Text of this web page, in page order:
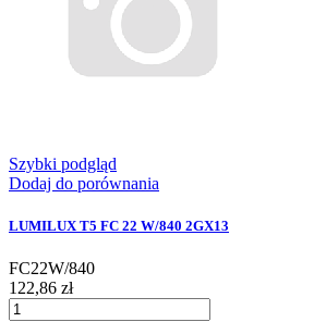
Szybki podgląd
Dodaj do porównania
LUMILUX T5 FC 22 W/840 2GX13
FC22W/840
122,86 zł